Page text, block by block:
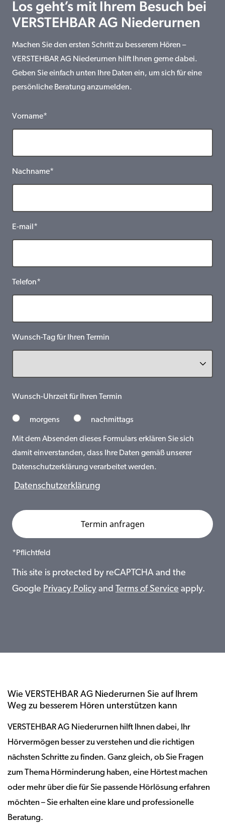
Los geht’s mit Ihrem Besuch bei
VERSTEHBAR AG Niederurnen
Machen Sie den ersten Schritt zu besserem Hören –
VERSTEHBAR AG Niederurnen hilft Ihnen gerne dabei.
Geben Sie einfach unten Ihre Daten ein, um sich für eine
persönliche Beratung anzumelden.
Vorname*
Nachname*
E-mail*
Telefon*
Wunsch-Tag für Ihren Termin
Wunsch-Uhrzeit für Ihren Termin
morgens nachmittags
Mit dem Absenden dieses Formulars erklären Sie sich
damit einverstanden, dass Ihre Daten gemäß unserer
Datenschutzerklärung verarbeitet werden.
Datenschutzerklärung
*Pflichtfeld
This site is protected by reCAPTCHA and the
Google Privacy Policy and Terms of Service apply.
Wie VERSTEHBAR AG Niederurnen Sie auf Ihrem
Weg zu besserem Hören unterstützen kann
VERSTEHBAR AG Niederurnen hilft Ihnen dabei, Ihr
Hörvermögen besser zu verstehen und die richtigen
nächsten Schritte zu finden. Ganz gleich, ob Sie Fragen
zum Thema Hörminderung haben, eine Hörtest machen
oder mehr über die für Sie passende Hörlösung erfahren
möchten – Sie erhalten eine klare und professionelle
Beratung.